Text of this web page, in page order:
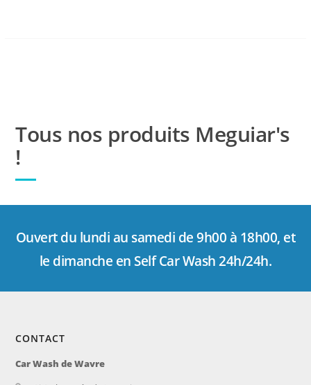
Tous nos produits Meguiar's
!
Ouvert du lundi au samedi de 9h00 à 18h00, et
le dimanche en Self Car Wash 24h/24h.
CONTACT
Car Wash de Wavre